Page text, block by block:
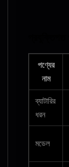
পণ্যের
নাম
ব্যাটারির
ধরন
মডেল